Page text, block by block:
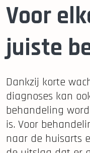
Voor
juiste
Dankzij korte
diagnoses kan
behandeling
is. Voor
naar de huisarts